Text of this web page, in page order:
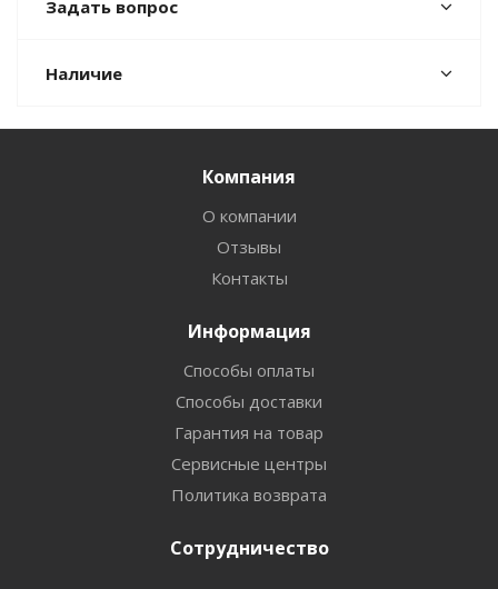
Задать вопрос
Наличие
Компания
О компании
Отзывы
Контакты
Информация
Способы оплаты
Способы доставки
Гарантия на товар
Сервисные центры
Политика возврата
Сотрудничество